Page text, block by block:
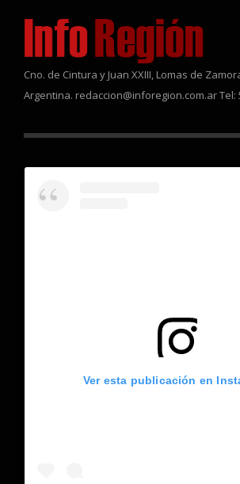
Cno. de Cintura y Juan XXIII, Lomas de
Argentina. redaccion@inforegion.com.ar Tel:
Ver esta publicación en